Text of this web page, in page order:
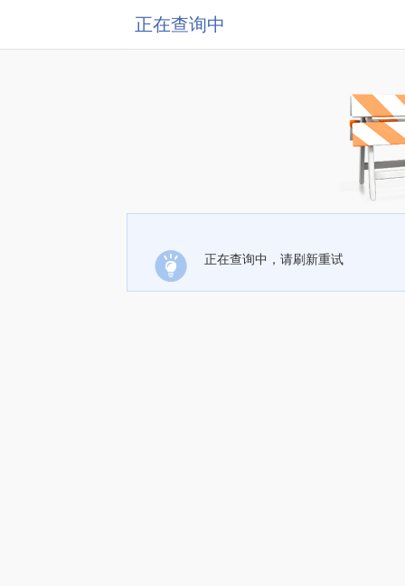
正在查询中
正在查询中，请刷新重试